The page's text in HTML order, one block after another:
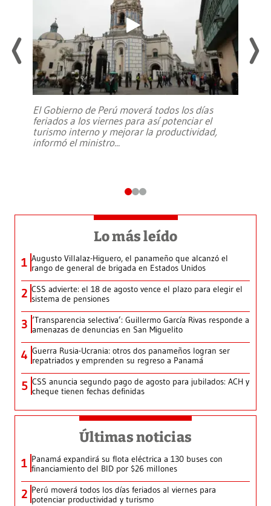
El Gobierno de Perú moverá todos los días
feriados a los viernes para así potenciar el
turismo interno y mejorar la productividad,
informó el ministro...
Lo más leído
1 Augusto Villalaz-Higuero, el panameño que alcanzó el
rango de general de brigada en Estados Unidos
2 CSS advierte: el 18 de agosto vence el plazo para elegir el
sistema de pensiones
3 ‘Transparencia selectiva’: Guillermo García Rivas responde a
amenazas de denuncias en San Miguelito
4 Guerra Rusia-Ucrania: otros dos panameños logran ser
repatriados y emprenden su regreso a Panamá
5 CSS anuncia segundo pago de agosto para jubilados: ACH y
cheque tienen fechas definidas
Últimas noticias
1 Panamá expandirá su flota eléctrica a 130 buses con
financiamiento del BID por $26 millones
2 Perú moverá todos los días feriados al viernes para
potenciar productividad y turismo